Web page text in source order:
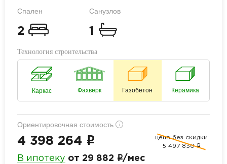
Спален
2
Санузлов
1
Технология строительства
Каркас Фахверк Газобетон Керамика
Ориентировочная стоимость i
4 398 264 i
цена без скидки
5 497 830 i
В ипотеку от 29 882 i/мес